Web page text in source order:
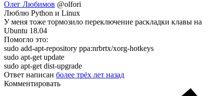
Олег Любимов @olfori
Люблю Python и Linux
У меня тоже тормозило переключение раскладки клавы на
Ubuntu 18.04
Помогло это:
sudo add-apt-repository ppa:nrbrtx/xorg-hotkeys
sudo apt-get update
sudo apt-get dist-upgrade
Ответ написан более трёх лет назад
Комментировать